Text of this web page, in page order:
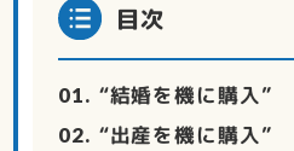
目次
“結婚を機に購入”
“出産を機に購入”